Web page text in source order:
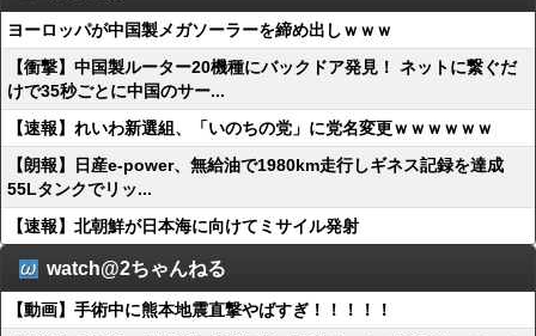
ヨーロッパが中国製メガソーラーを締め出しｗｗｗ
【衝撃】中国製ルーター20機種にバックドア発見！ ネットに繋ぐだ
けで35秒ごとに中国のサー...
【速報】れいわ新選組、「いのちの党」に党名変更ｗｗｗｗｗｗ
【朗報】日産e-power、無給油で1980km走行しギネス記録を達成
55Lタンクでリッ...
【速報】北朝鮮が日本海に向けてミサイル発射
watch@2ちゃんねる
【動画】手術中に熊本地震直撃やばすぎ！！！！！